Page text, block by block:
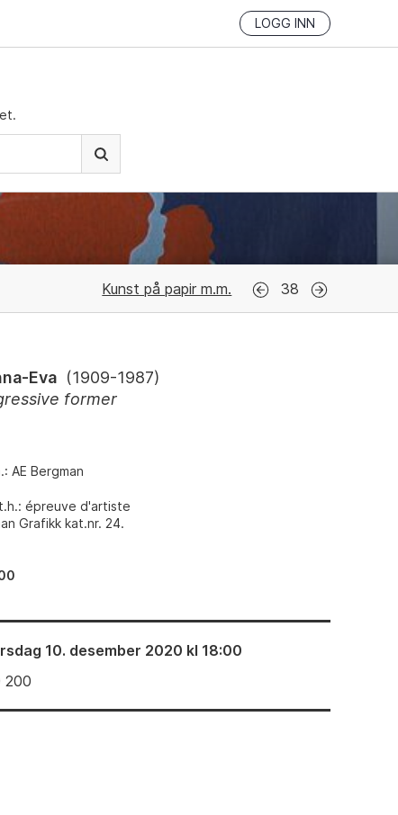
LOGG INN
Kunst på papir m.m. 38
Eva (1909-1987)
former
AE Bergman
épreuve d'artiste
Grafikk kat.nr. 24.
10. desember 2020 kl 18:00
200